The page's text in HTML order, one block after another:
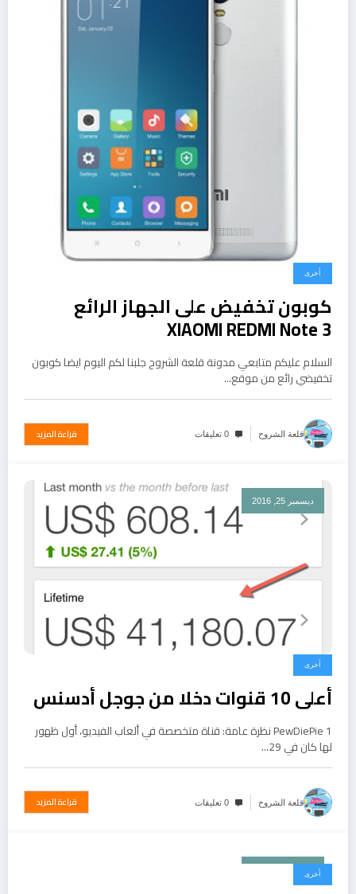
أخرى
كوبون تخفيض على الجهاز الرائع
XIAOMI REDMI Note 3
السلام عليكم متابعي مدونة قلعة الشروح جلبنا لكم اليوم ايضا كوبون
تخفيضي رائع من موقع…
قلعة الشروح 0 تعليقات قراءة المزيد
ديسمبر 25, 2016
أخرى
أعلى 10 قنوات دخلا من جوجل أدسنس
1 PewDiePie نظرة عامة: قناة متخصصة في ألعاب الفيديو، أول ظهور
لها كان في 29…
قلعة الشروح 0 تعليقات قراءة المزيد
أخرى